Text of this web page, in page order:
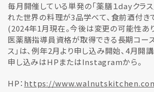
毎月開催している単発の「薬膳１dayクラ
れた世界の料理が3品学べて、食前酒付き
(2024年1月現在。今後は変更の可能性あり
医薬膳指導員資格が取得できる長期コー
ス」は、例年2月より申し込み開始、4月開
申し込みはHPまたはInstagramから。
HP： https://